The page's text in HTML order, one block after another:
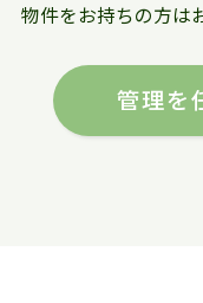
物件をお持ちの方は
管理を